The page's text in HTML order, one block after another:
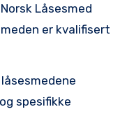
Låsesmed⁤
er kvalifisert
spesifikke